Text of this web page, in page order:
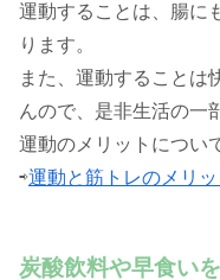
運動することは、腸に
ります。
また、運動することは
んので、是非生活の一
運動のメリットについ
⇨運動と筋トレのメリッ
炭酸飲料や早食い